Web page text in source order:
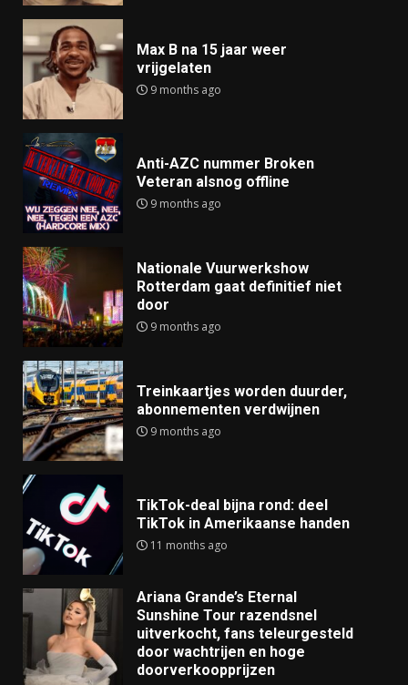
Max B na 15 jaar weer
vrijgelaten
9 months ago
Anti-AZC nummer Broken
Veteran alsnog offline
9 months ago
Nationale Vuurwerkshow
Rotterdam gaat definitief niet
door
9 months ago
Treinkaartjes worden duurder,
abonnementen verdwijnen
9 months ago
TikTok-deal bijna rond: deel
TikTok in Amerikaanse handen
11 months ago
Ariana Grande’s Eternal
Sunshine Tour razendsnel
uitverkocht, fans teleurgesteld
door wachtrijen en hoge
doorverkoopprijzen